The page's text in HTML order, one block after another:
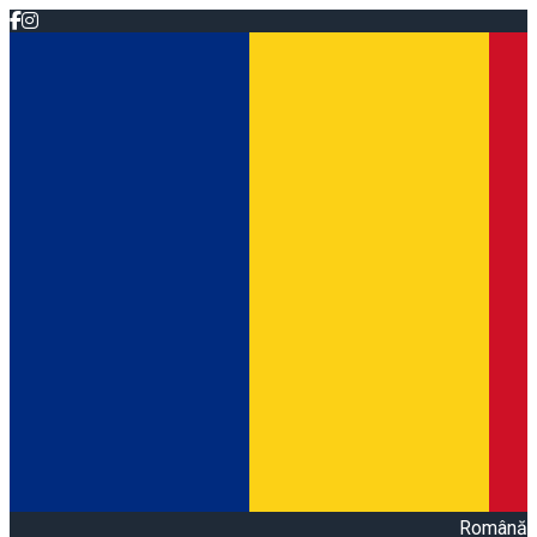
Română